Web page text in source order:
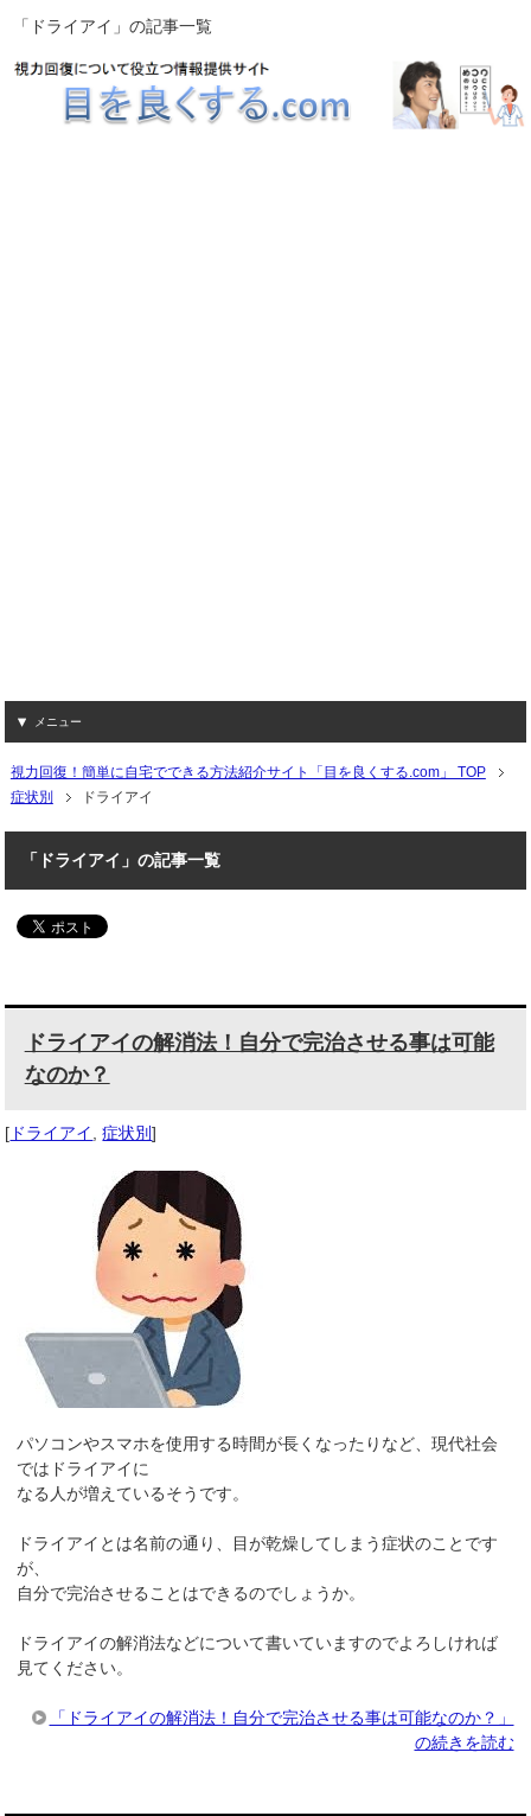
「ドライアイ」の記事一覧
メニュー
視力回復！簡単に自宅でできる方法紹介サイト「目を良くする.com」 TOP
症状別
ドライアイ
「ドライアイ」の記事一覧
ドライアイの解消法！自分で完治させる事は可能
なのか？
[ ドライアイ ,症状別]
パソコンやスマホを使用する時間が長くなったりなど、現代社会
ではドライアイに
なる人が増えているそうです。
ドライアイとは名前の通り、目が乾燥してしまう症状のことです
が、
自分で完治させることはできるのでしょうか。
ドライアイの解消法などについて書いていますのでよろしければ
見てください。
「ドライアイの解消法！自分で完治させる事は可能なのか？」
の続きを読む